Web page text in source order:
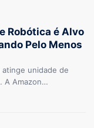
Robótica é Alvo
Pelo Menos
unidade de
A Amazon